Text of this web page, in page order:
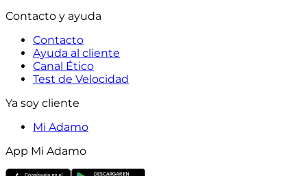
Contacto y ayuda
Contacto
Ayuda al cliente
Canal Ético
Test de Velocidad
Ya soy cliente
Mi Adamo
App Mi Adamo